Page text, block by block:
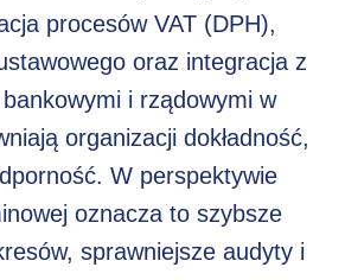
procesów VAT (DPH),
oraz integracja z
i rządowymi w
organizacji dokładność,
W perspektywie
oznacza to szybsze
sprawniejsze audyty i